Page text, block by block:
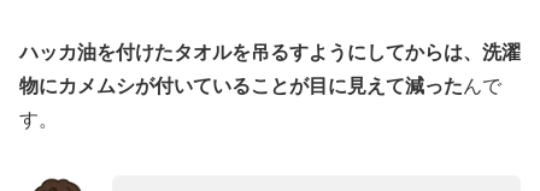
ハッカ油を付けたタオルを吊るすようにしてからは、洗濯
物にカメムシが付いていることが目に見えて減ったんで
す。